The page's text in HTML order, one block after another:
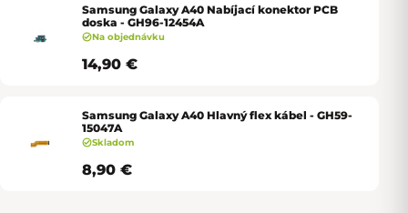
Samsung Galaxy A40 Nabíjací konektor PCB
doska - GH96-12454A
Na objednávku
14,90 €
Samsung Galaxy A40 Hlavný flex kábel - GH59-
15047A
Skladom
8,90 €